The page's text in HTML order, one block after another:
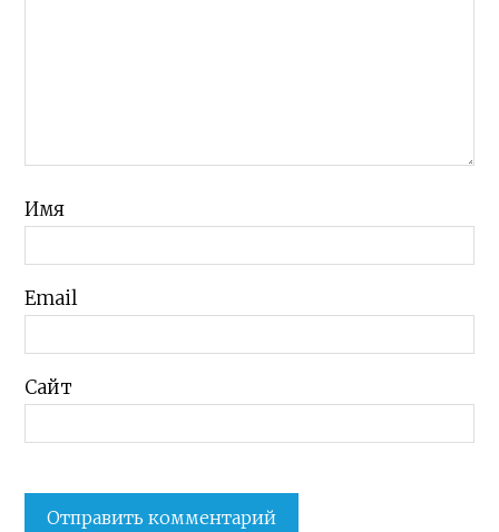
Имя
Email
Сайт